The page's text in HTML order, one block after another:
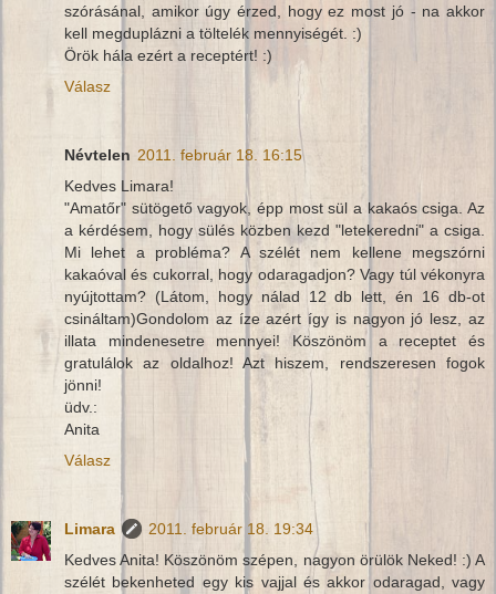
szórásánal, amikor úgy érzed, hogy ez most jó - na akkor
kell megduplázni a töltelék mennyiségét. :)
Örök hála ezért a receptért! :)
Válasz
Névtelen 2011. február 18. 16:15
Kedves Limara!
"Amatőr" sütögető vagyok, épp most sül a kakaós csiga. Az
a kérdésem, hogy sülés közben kezd "letekeredni" a csiga.
Mi lehet a probléma? A szélét nem kellene megszórni
kakaóval és cukorral, hogy odaragadjon? Vagy túl vékonyra
nyújtottam? (Látom, hogy nálad 12 db lett, én 16 db-ot
csináltam)Gondolom az íze azért így is nagyon jó lesz, az
illata mindenesetre mennyei! Köszönöm a receptet és
gratulálok az oldalhoz! Azt hiszem, rendszeresen fogok
jönni!
üdv.:
Anita
Válasz
Limara
2011. február 18. 19:34
Kedves Anita! Köszönöm szépen, nagyon örülök Neked! :) A
szélét bekenheted egy kis vajjal és akkor odaragad, vagy